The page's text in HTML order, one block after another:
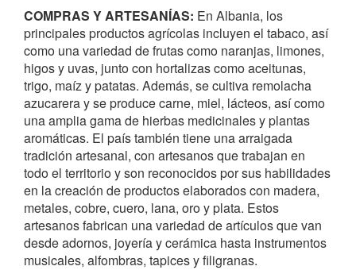
COMPRAS Y ARTESANÍAS: En Albania, los
principales productos agrícolas incluyen el tabaco, así
como una variedad de frutas como naranjas, limones,
higos y uvas, junto con hortalizas como aceitunas,
trigo, maíz y patatas. Además, se cultiva remolacha
azucarera y se produce carne, miel, lácteos, así como
una amplia gama de hierbas medicinales y plantas
aromáticas. El país también tiene una arraigada
tradición artesanal, con artesanos que trabajan en
todo el territorio y son reconocidos por sus habilidades
en la creación de productos elaborados con madera,
metales, cobre, cuero, lana, oro y plata. Estos
artesanos fabrican una variedad de artículos que van
desde adornos, joyería y cerámica hasta instrumentos
musicales, alfombras, tapices y filigranas.